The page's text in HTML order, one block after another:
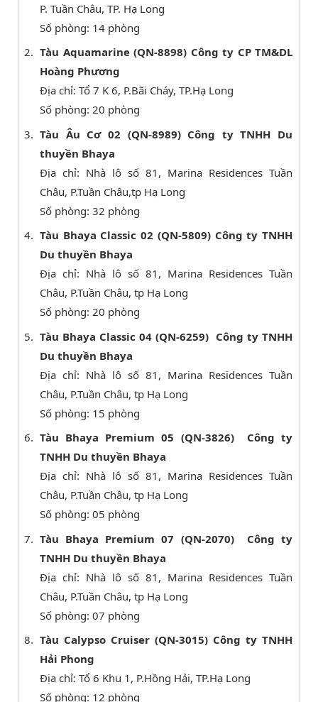
P. Tuần Châu, TP. Hạ Long
Số phòng: 14 phòng
Tàu Aquamarine (QN-8898) Công ty CP TM&DL
Hoàng Phương
Địa chỉ: Tổ 7 K 6, P.Bãi Cháy, TP.Hạ Long
Số phòng: 20 phòng
Tàu Âu Cơ 02 (QN-8989) Công ty TNHH Du
thuyền Bhaya
Địa chỉ: Nhà lô số 81, Marina Residences Tuần
Châu, P.Tuần Châu,tp Hạ Long
Số phòng: 32 phòng
Tàu Bhaya Classic 02 (QN-5809) Công ty TNHH
Du thuyền Bhaya
Địa chỉ: Nhà lô số 81, Marina Residences Tuần
Châu, P.Tuần Châu, tp Hạ Long
Số phòng: 20 phòng
Tàu Bhaya Classic 04 (QN-6259) Công ty TNHH
Du thuyền Bhaya
Địa chỉ: Nhà lô số 81, Marina Residences Tuần
Châu, P.Tuần Châu, tp Hạ Long
Số phòng: 15 phòng
Tàu Bhaya Premium 05 (QN-3826) Công ty
TNHH Du thuyền Bhaya
Địa chỉ: Nhà lô số 81, Marina Residences Tuần
Châu, P.Tuần Châu, tp Hạ Long
Số phòng: 05 phòng
Tàu Bhaya Premium 07 (QN-2070) Công ty
TNHH Du thuyền Bhaya
Địa chỉ: Nhà lô số 81, Marina Residences Tuần
Châu, P.Tuần Châu, tp Hạ Long
Số phòng: 07 phòng
Tàu Calypso Cruiser (QN-3015) Công ty TNHH
Hải Phong
Địa chỉ: Tổ 6 Khu 1, P.Hồng Hải, TP.Hạ Long
Số phòng: 12 phòng